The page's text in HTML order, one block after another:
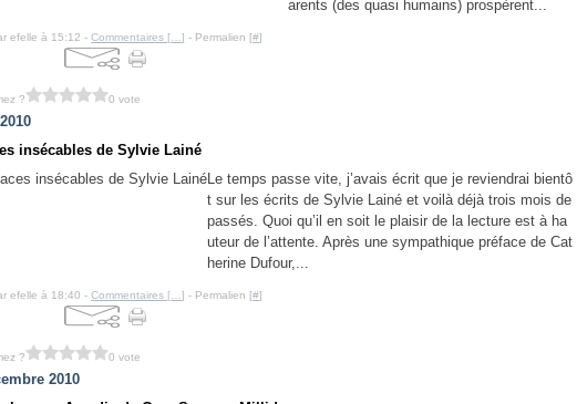
arents (des quasi humains) prospèrent...
efelle à 15:12 -Commentaires [ …] - Permalien [#]
? 0 vote
insécables de Sylvie Lainé
Le temps passe vite, j’avais écrit que je reviendrai bientô
t sur les écrits de Sylvie Lainé et voilà déjà trois mois de
passés. Quoi qu’il en soit le plaisir de la lecture est à ha
uteur de l’attente. Après une sympathique préface de Cat
herine Dufour,...
efelle à 18:40 -Commentaires [ …] - Permalien [#]
? 0 vote
2010